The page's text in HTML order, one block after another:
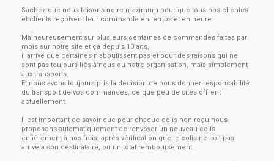
Sachez que nous faisons notre maximum pour que tous nos clientes
et clients reçoivent leur commande en temps et en heure.
Malheureusement sur plusieurs centaines de commandes faites par
mois sur notre site et çà depuis 10 ans,
il arrive que certaines n'aboutissent pas et pour des raisons qui ne
sont pas toujours liés à nous ou notre organisation, mais simplement
aux transports.
Et nous avons toujours pris la décision de nous donner responsabilité
du transport de vos commandes, ce que peu de sites offrent
actuellement.
Il est important de savoir que pour chaque colis non reçu nous
proposons automatiquement de renvoyer un nouveau colis
entièrement à nos frais, après vérification que le colis ne soit pas
arrivé à son destinataire, ou un total remboursement.